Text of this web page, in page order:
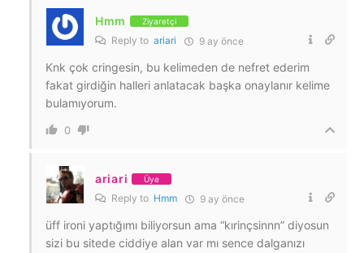
Hmm Ziyaretçi
Reply to ariari 9 ay önce
Knk çok cringesin, bu kelimeden de nefret ederim
fakat girdiğin halleri anlatacak başka onaylanır kelime
bulamıyorum.
0
ariari Üye
Reply to Hmm 9 ay önce
üff ironi yaptığımı biliyorsun ama “kırinçsinnn” diyosun
sizi bu sitede ciddiye alan var mı sence dalganızı